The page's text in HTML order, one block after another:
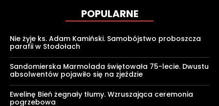
POPULARNE
Nie żyje ks. Adam Kamiński. Samobójstwo proboszcza
parafii w Stodołach
Sandomierska Marmolada świętowała 75-lecie. Dwustu
absolwentów pojawiło się na zjeździe
Ewelinę Bień żegnały tłumy. Wzruszająca ceremonia
pogrzebowa